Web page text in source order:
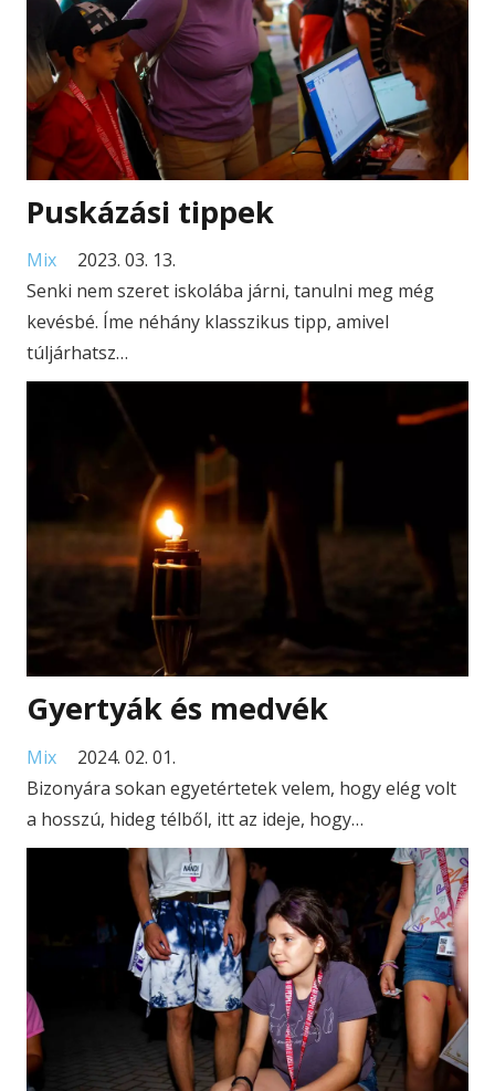
Puskázási tippek
Mix
2023. 03. 13.
Senki nem szeret iskolába járni, tanulni meg még
kevésbé. Íme néhány klasszikus tipp, amivel
túljárhatsz…
Gyertyák és medvék
Mix
2024. 02. 01.
Bizonyára sokan egyetértetek velem, hogy elég volt
a hosszú, hideg télből, itt az ideje, hogy…